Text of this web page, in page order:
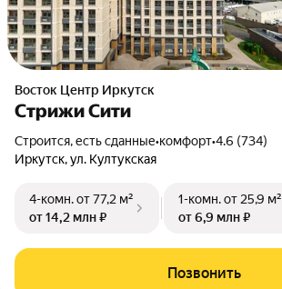
Восток Центр Иркутск
Стрижи Сити
Строится, есть сданные•комфорт•4.6 (734)
Иркутск, ул. Култукская
4-комн.от 77,2 м²
от 14,2 млн ₽
1-комн.от 25,9 м²
от 6,9 млн ₽
Позвонить